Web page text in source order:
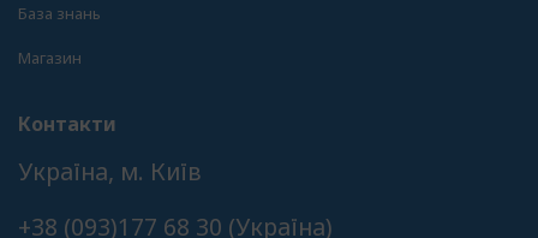
База знань
Магазин
Контакти
Українa, м. Київ
+38 (093)177 68 30 (Українa)